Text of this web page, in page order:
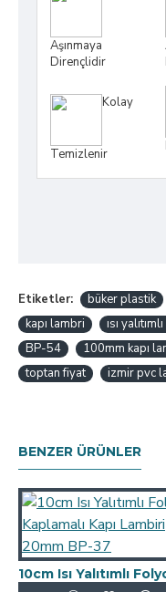
Aşınmaya
Dirençlidir
Kolay
Temizlenir
Etiketler: büker plastik
kapı lambri
ısı
BP-54
100mm kapı
toptan fiyat
izmir pvc
BENZER ÜRÜNLER